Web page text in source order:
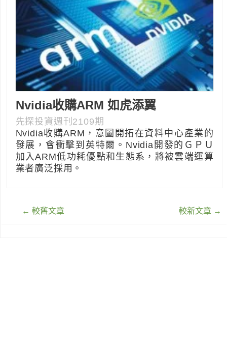
Nvidia收購ARM 如虎添翼
先探投資週刊2109期
Nvidia收購ARM，意圖開拓在資料中心產業的
發展，會衝擊到英特爾。Nvidia開發的ＧＰＵ
加入ARM低功耗優點和生態系，將被雲端運算
業者廣泛採用。
文
← 較舊文章 較新文章 →